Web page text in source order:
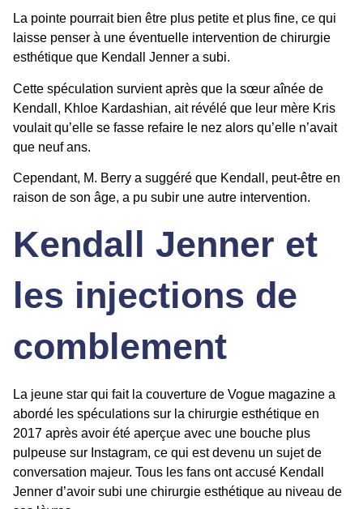
La pointe pourrait bien être plus petite et plus fine, ce qui
laisse penser à une éventuelle intervention de chirurgie
esthétique que Kendall Jenner a subi.
Cette spéculation survient après que la sœur aînée de
Kendall, Khloe Kardashian, ait révélé que leur mère Kris
voulait qu’elle se fasse refaire le nez alors qu’elle n’avait
que neuf ans.
Cependant, M. Berry a suggéré que Kendall, peut-être en
raison de son âge, a pu subir une autre intervention.
Kendall Jenner et
les injections de
comblement
La jeune star qui fait la couverture de Vogue magazine a
abordé les spéculations sur la chirurgie esthétique en
2017 après avoir été aperçue avec une bouche plus
pulpeuse sur Instagram, ce qui est devenu un sujet de
conversation majeur. Tous les fans ont accusé Kendall
Jenner d’avoir subi une chirurgie esthétique au niveau de